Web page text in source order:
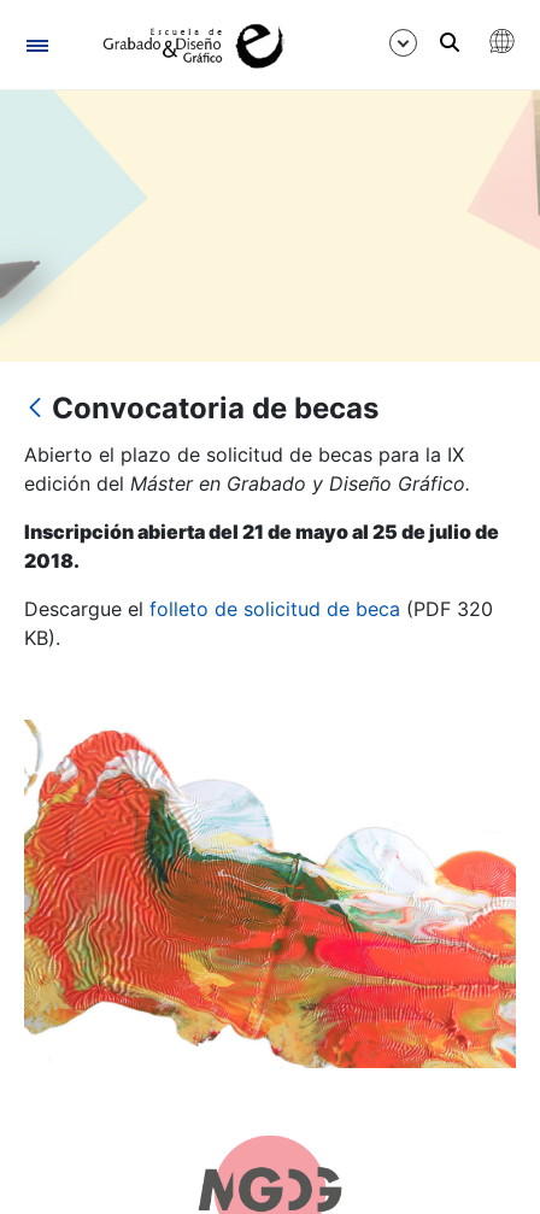
Navegación
Convocatoria de becas
Abierto el plazo de solicitud de becas para la IX
edición del Máster en Grabado y Diseño Gráfico.
Inscripción abierta del 21 de mayo al 25 de julio de
2018.
Descargue el folleto de solicitud de beca (PDF 320
KB).